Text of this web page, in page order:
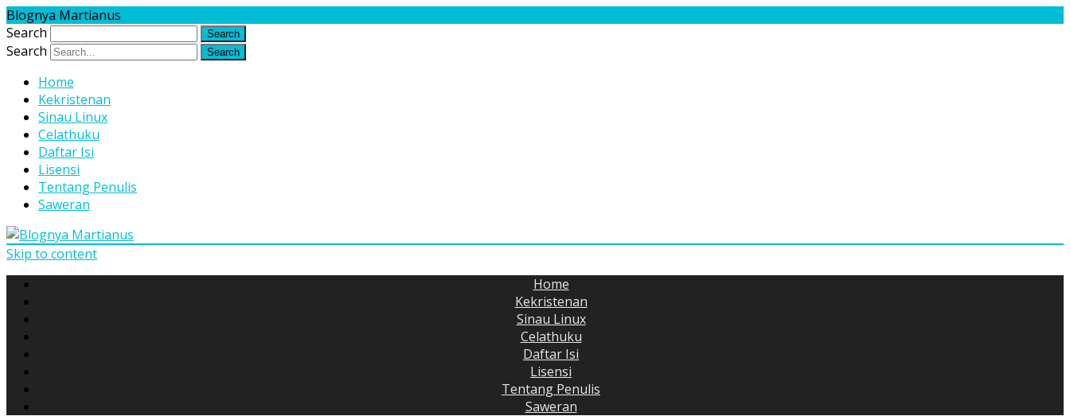
Blognya Martianus
Search
Search
Home
Kekristenan
Sinau Linux
Celathuku
Daftar Isi
Lisensi
Tentang Penulis
Saweran
Skip to content
Home
Kekristenan
Sinau Linux
Celathuku
Daftar Isi
Lisensi
Tentang Penulis
Saweran